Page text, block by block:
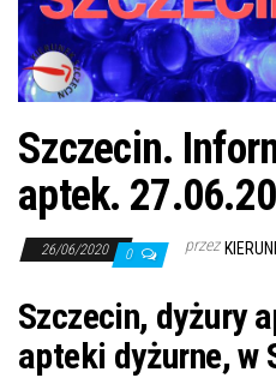
Szczecin.
aptek.
26/06/2020 0 przez
Szczecin, dyżury
apteki dyżurne, w